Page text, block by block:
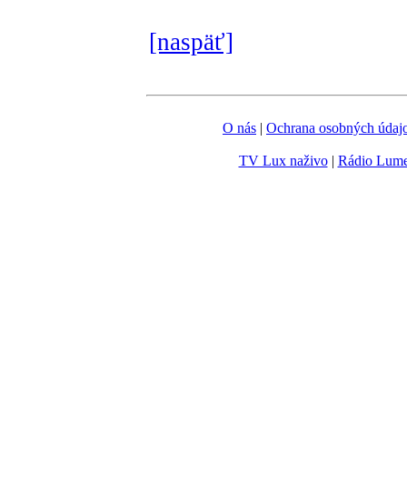
[naspäť]
O nás | Ochrana osobných
TV Lux naživo| Rádio